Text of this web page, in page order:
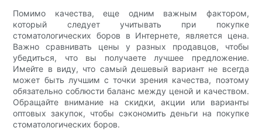
Помимо качества, еще одним важным фактором,
который следует учитывать при покупке
стоматологических боров в Интернете, является цена.
Важно сравнивать цены у разных продавцов, чтобы
убедиться, что вы получаете лучшее предложение.
Имейте в виду, что самый дешевый вариант не всегда
может быть лучшим с точки зрения качества, поэтому
обязательно соблюсти баланс между ценой и качеством.
Обращайте внимание на скидки, акции или варианты
оптовых закупок, чтобы сэкономить деньги на покупке
стоматологических боров.